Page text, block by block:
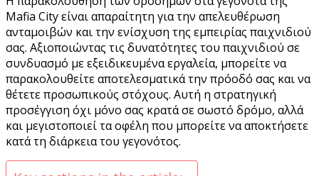
Mafia City είναι απαραίτητη για την απελευθέρωση
ανταμοιβών και την ενίσχυση της εμπειρίας παιχνιδιού
σας. Αξιοποιώντας τις δυνατότητες του παιχνιδιού σε
συνδυασμό με εξειδικευμένα εργαλεία, μπορείτε να
παρακολουθείτε αποτελεσματικά την πρόοδό σας και να
θέτετε προσωπικούς στόχους. Αυτή η στρατηγική
προσέγγιση όχι μόνο σας κρατά σε σωστό δρόμο, αλλά
και μεγιστοποιεί τα οφέλη που μπορείτε να αποκτήσετε
κατά τη διάρκεια του γεγονότος.